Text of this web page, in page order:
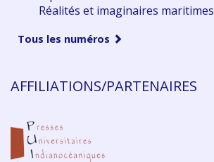
Réalités et imaginaires maritimes
Tous les numéros
AFFILIATIONS/PARTENAIRES